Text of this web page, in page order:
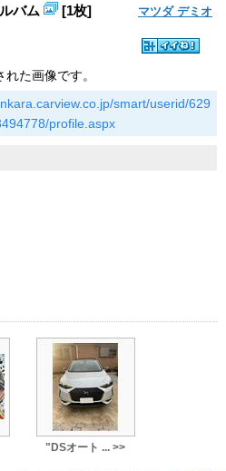
バム [1枚] マツダ デミオ
た画像です。
smart/userid/629
profile.aspx
"DSオート ... >>